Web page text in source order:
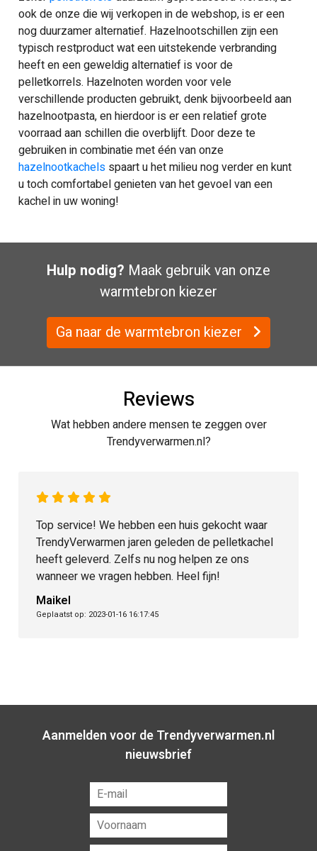
ook de onze die wij verkopen in de webshop, is er een
nog duurzamer alternatief. Hazelnootschillen zijn een
typisch restproduct wat een uitstekende verbranding
heeft en een geweldig alternatief is voor de
pelletkorrels. Hazelnoten worden voor vele
verschillende producten gebruikt, denk bijvoorbeeld aan
hazelnootpasta, en hierdoor is er een relatief grote
voorraad aan schillen die overblijft. Door deze te
gebruiken in combinatie met één van onze
hazelnootkachels spaart u het milieu nog verder en kunt
u toch comfortabel genieten van het gevoel van een
kachel in uw woning!
Hulp nodig? Maak gebruik van onze
warmtebron kiezer
Ga naar de warmtebron kiezer
Reviews
Wat hebben andere mensen te zeggen over
Trendyverwarmen.nl?
Top service! We hebben een huis gekocht waar
TrendyVerwarmen jaren geleden de pelletkachel
heeft geleverd. Zelfs nu nog helpen ze ons
wanneer we vragen hebben. Heel fijn!
Maikel
Geplaatst op: 2023-01-16 16:17:45
Aanmelden voor de Trendyverwarmen.nl
nieuwsbrief